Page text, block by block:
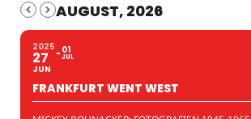
AUGUST, 2026
2025
27
JUN
01
JUL
FRANKFURT WENT WEST